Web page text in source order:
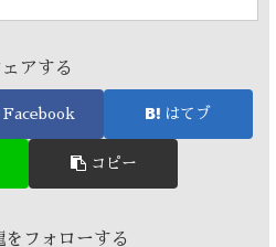
ェアする
Facebook はてブ
コピー
フォローする